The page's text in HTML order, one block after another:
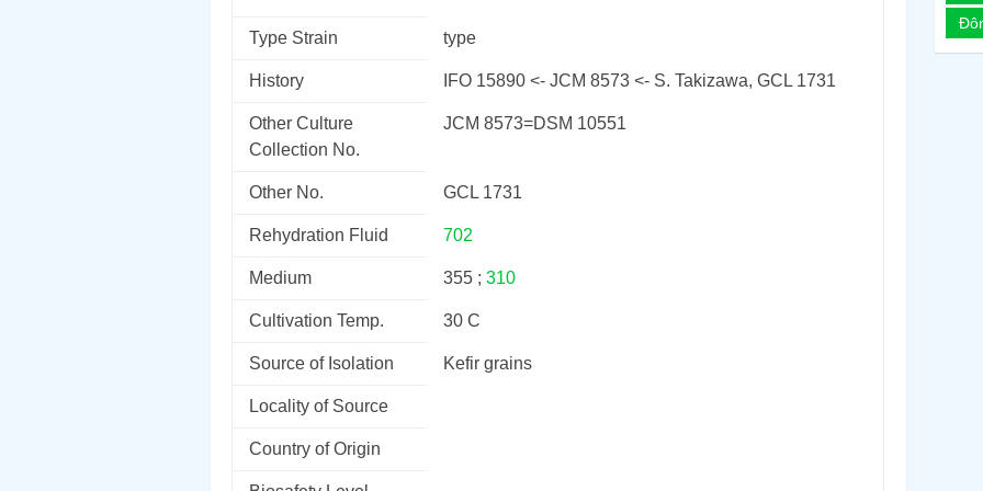
Type Strain type
History IFO 15890 <- JCM 8573 <- S. Takizawa, GCL 1731
Other Culture
Collection No.
JCM 8573=DSM 10551
Other No. GCL 1731
Rehydration Fluid 702
Medium 355 ; 310
Cultivation Temp. 30 C
Source of Isolation Kefir grains
Locality of Source
Country of Origin